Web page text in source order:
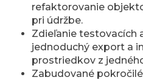
refaktorovanie
pri údržbe.
Zdieľanie testovacích
jednoduchý export a
prostriedkov z
Zabudované